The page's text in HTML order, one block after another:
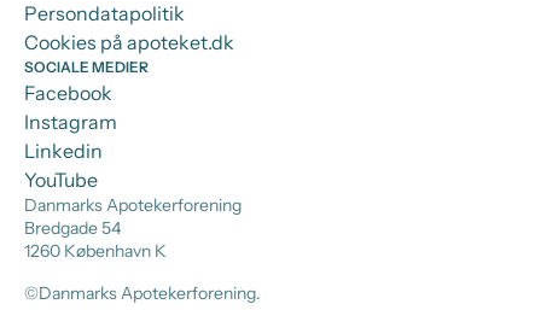
Danmarks Apotekerforening
Bredgade 54
1260 København K
©Danmarks Apotekerforening.
Persondatapolitik
Cookies på apoteket.dk
SOCIALE MEDIER
Facebook
Instagram
Linkedin
YouTube